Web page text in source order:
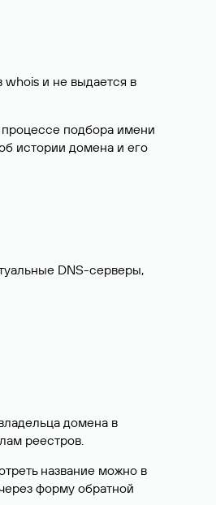
и не выдается в
подбора имени
истории домена и его
DNS-серверы,
домена в
реестров.
название можно в
форму обратной